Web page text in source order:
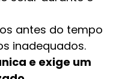
antes do tempo
inadequados.
e exige um